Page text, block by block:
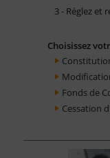
3 - Réglez et
Choisissez
Fonds de
Cessation